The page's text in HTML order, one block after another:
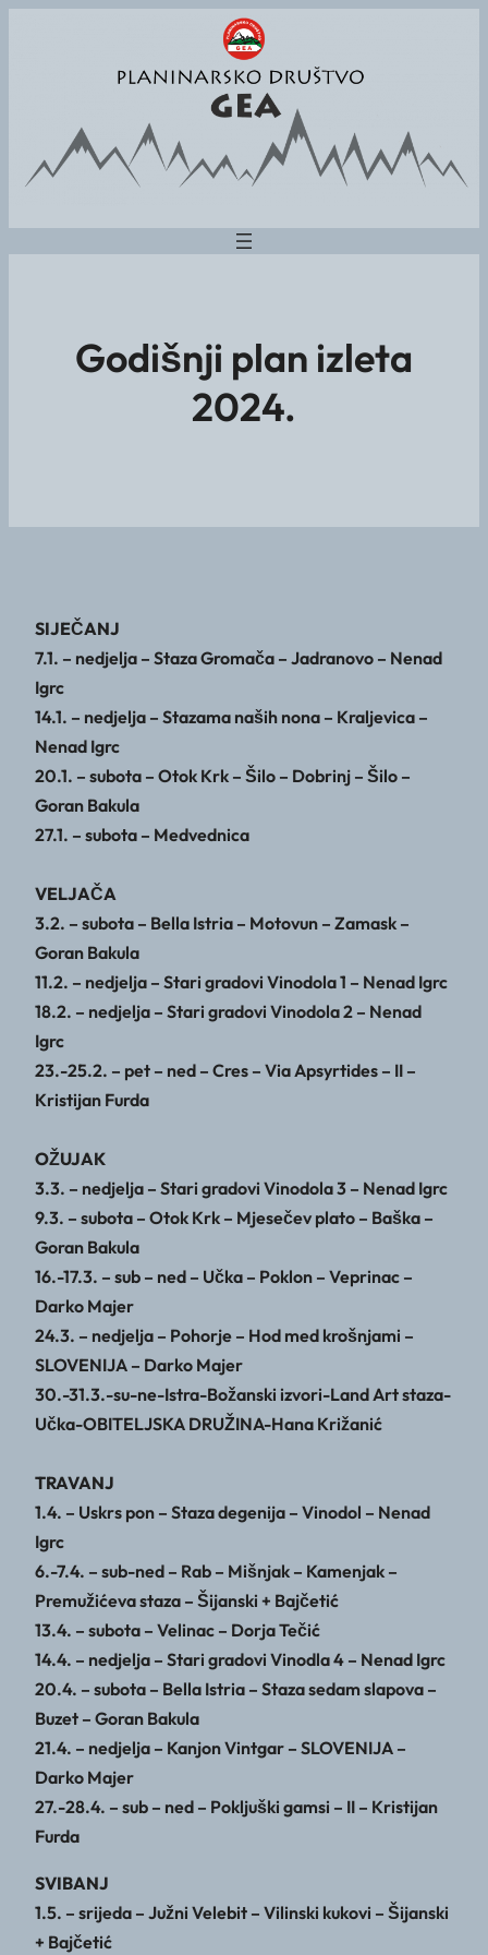
Godišnji plan izleta
2024.
SIJEČANJ
7.1. – nedjelja – Staza Gromača – Jadranovo – Nenad
Igrc
14.1. – nedjelja – Stazama naših nona – Kraljevica –
Nenad Igrc
20.1. – subota – Otok Krk – Šilo – Dobrinj – Šilo –
Goran Bakula
27.1. – subota – Medvednica
VELJAČA
3.2. – subota – Bella Istria – Motovun – Zamask –
Goran Bakula
11.2. – nedjelja – Stari gradovi Vinodola 1 – Nenad Igrc
18.2. – nedjelja – Stari gradovi Vinodola 2 – Nenad
Igrc
23.-25.2. – pet – ned – Cres – Via Apsyrtides – II –
Kristijan Furda
OŽUJAK
3.3. – nedjelja – Stari gradovi Vinodola 3 – Nenad Igrc
9.3. – subota – Otok Krk – Mjesečev plato – Baška –
Goran Bakula
16.-17.3. – sub – ned – Učka – Poklon – Veprinac –
Darko Majer
24.3. – nedjelja – Pohorje – Hod med krošnjami –
SLOVENIJA – Darko Majer
30.-31.3.-su-ne-Istra-Božanski izvori-Land Art staza-
Učka-OBITELJSKA DRUŽINA-Hana Križanić
TRAVANJ
1.4. – Uskrs pon – Staza degenija – Vinodol – Nenad
Igrc
6.-7.4. – sub-ned – Rab – Mišnjak – Kamenjak –
Premužićeva staza – Šijanski + Bajčetić
13.4. – subota – Velinac – Dorja Tečić
14.4. – nedjelja – Stari gradovi Vinodla 4 – Nenad Igrc
20.4. – subota – Bella Istria – Staza sedam slapova –
Buzet – Goran Bakula
21.4. – nedjelja – Kanjon Vintgar – SLOVENIJA –
Darko Majer
27.-28.4. – sub – ned – Pokljuški gamsi – II – Kristijan
Furda
SVIBANJ
1.5. – srijeda – Južni Velebit – Vilinski kukovi – Šijanski
+ Bajčetić